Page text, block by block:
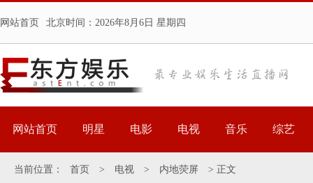
网站首页 北京时间： 2026年8月6日 星期四
网站首页 明星 电影 电视 音乐 综艺
当前位置： 首页 > 电视 > 内地荧屏 > 正文